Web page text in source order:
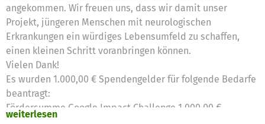
angekommen. Wir freuen uns, dass wir damit unser
Projekt, jüngeren Menschen mit neurologischen
Erkrankungen ein würdiges Lebensumfeld zu schaffen,
einen kleinen Schritt voranbringen können.
Vielen Dank!
Es wurden 1.000,00 € Spendengelder für folgende Bedarfe
beantragt:
Fördersumme Google Impact Challenge 1.000,00 €
weiterlesen